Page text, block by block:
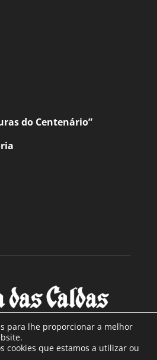
do Centenário”
NÓS
para lhe proporcionar a melhor
cookies que estamos a utilizar ou